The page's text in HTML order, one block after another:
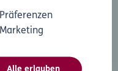
Präferenzen
Marketing
Alle erlauben